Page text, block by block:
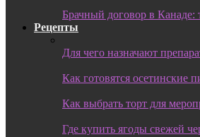
Брачный договор в Канаде:
Рецепты
Для чего назначают
Как готовятся осетинские
Как выбрать торт для
Где купить ягоды свежей